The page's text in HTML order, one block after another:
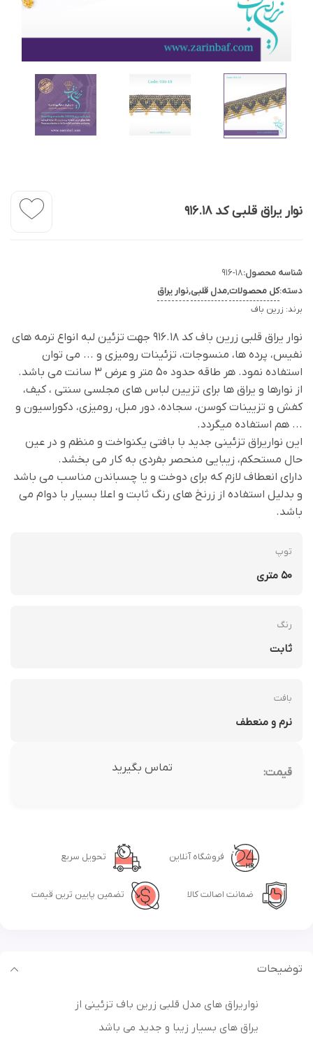
نوار یراق قلبی کد 916.18
شناسه محصول:916-18
دسته:کل محصولات,مدل قلبی,نوار یراق
برند: زرین باف
نوار یراق قلبی زرین باف کد 916.18 جهت تزئین لبه انواع ترمه های
نفیس، پرده ها، منسوجات، تزئینات رومیزی و ... می توان
استفاده نمود. هر طاقه حدود 50 متر و عرض 3 سانت می باشد.
از نوارها و یراق ها برای تزیین لباس های مجلسی سنتی ، کیف،
کفش و تزیینات کوسن، سجاده، دور مبل، رومیزی، دکوراسیون و
... هم استفاده میگردد.
این نواریراق تزئینی جدید با بافتی یکنواخت و منظم و در عین
حال مستحکم، زیبایی منحصر بفردی به کار می بخشد.
دارای انعطاف لازم که برای دوخت و یا چسباندن مناسب می باشد
و بدلیل استفاده از زرنخ های رنگ ثابت و اعلا بسیار با دوام می
باشد.
توپ
50 متری
رنگ
ثابت
بافت
نرم و منعطف
قیمت: تماس بگیرید
فروشگاه آنلاین تحویل سریع
ضمانت اصالت کالا تضمین پایین ترین قیمت
توضیحات
نواریراق های مدل قلبی زرین باف تزئینی از
یراق های بسیار زیبا و جدید می باشد